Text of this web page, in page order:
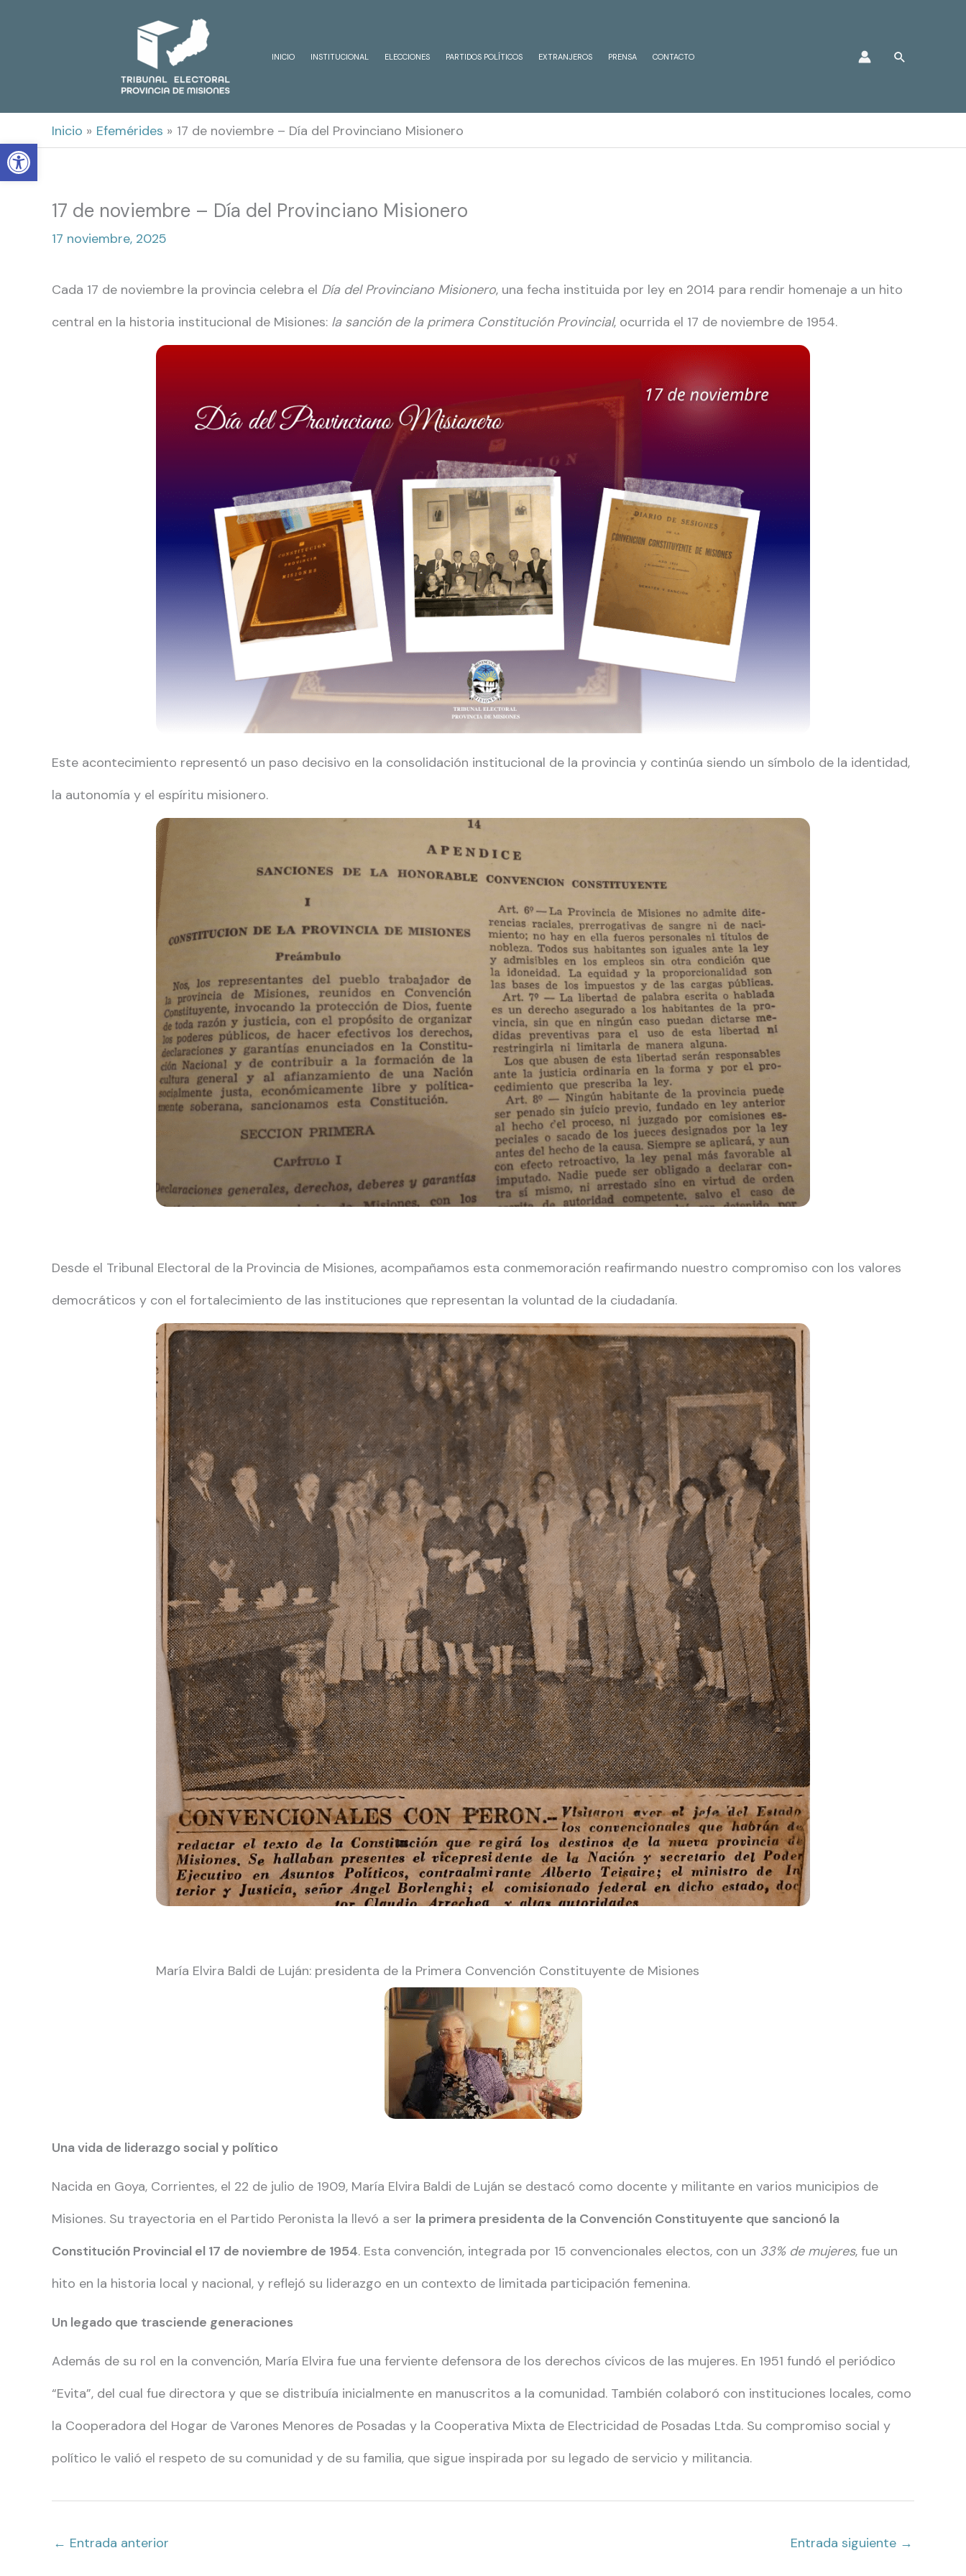
Open toolbar
INICIO INSTITUCIONAL ELECCIONES PARTIDOS POLÍTICOS EXTRANJEROS PRENSA CONTACTO Buscar
Inicio Efemérides 17 de noviembre – Día del Provinciano Misionero
17 de noviembre – Día del Provinciano Misionero
17 noviembre, 2025
Cada 17 de noviembre la provincia celebra el Día del Provinciano Misionero, una fecha instituida por ley en 2014 para rendir homenaje a un hito
central en la historia institucional de Misiones: la sanción de la primera Constitución Provincial, ocurrida el 17 de noviembre de 1954.
Este acontecimiento representó un paso decisivo en la consolidación institucional de la provincia y continúa siendo un símbolo de la identidad,
la autonomía y el espíritu misionero.
Desde el Tribunal Electoral de la Provincia de Misiones, acompañamos esta conmemoración reafirmando nuestro compromiso con los valores
democráticos y con el fortalecimiento de las instituciones que representan la voluntad de la ciudadanía.
María Elvira Baldi de Luján: presidenta de la Primera Convención Constituyente de Misiones
Una vida de liderazgo social y político
Nacida en Goya, Corrientes, el 22 de julio de 1909, María Elvira Baldi de Luján se destacó como docente y militante en varios municipios de
Misiones. Su trayectoria en el Partido Peronista la llevó a ser la primera presidenta de la Convención Constituyente que sancionó la
Constitución Provincial el 17 de noviembre de 1954. Esta convención, integrada por 15 convencionales electos, con un 33% de mujeres, fue un
hito en la historia local y nacional, y reflejó su liderazgo en un contexto de limitada participación femenina.
Un legado que trasciende generaciones
Además de su rol en la convención, María Elvira fue una ferviente defensora de los derechos cívicos de las mujeres. En 1951 fundó el periódico
“Evita”, del cual fue directora y que se distribuía inicialmente en manuscritos a la comunidad. También colaboró con instituciones locales, como
la Cooperadora del Hogar de Varones Menores de Posadas y la Cooperativa Mixta de Electricidad de Posadas Ltda. Su compromiso social y
político le valió el respeto de su comunidad y de su familia, que sigue inspirada por su legado de servicio y militancia.
← Entrada anterior Entrada siguiente →